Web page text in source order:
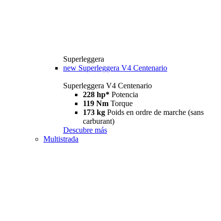
Superleggera
new Superleggera V4 Centenario
Superleggera V4 Centenario
228 hp* Potencia
119 Nm Torque
173 kg Poids en ordre de marche (sans
carburant)
Descubre más
Multistrada